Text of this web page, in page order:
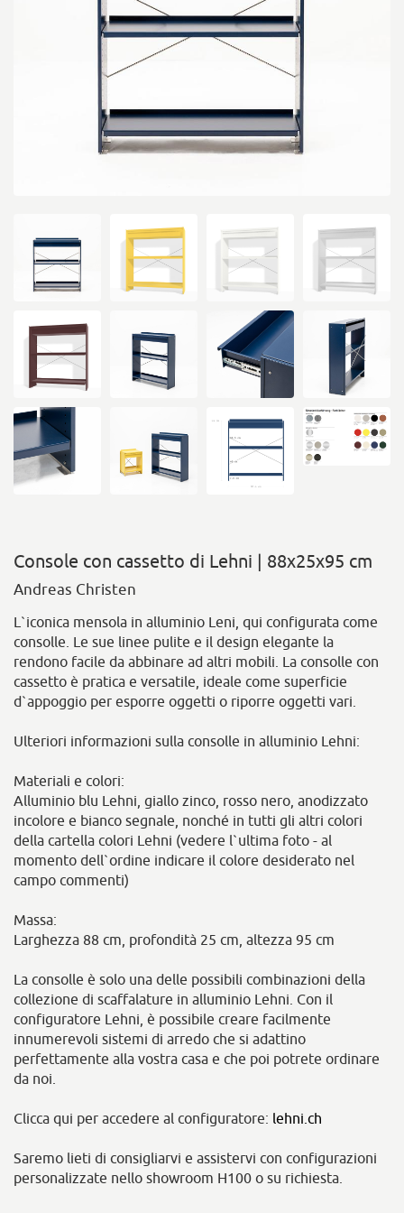
Console con cassetto di Lehni | 88x25x95 cm
Andreas Christen
L`iconica mensola in alluminio Leni, qui configurata come
consolle. Le sue linee pulite e il design elegante la
rendono facile da abbinare ad altri mobili. La consolle con
cassetto è pratica e versatile, ideale come superficie
d`appoggio per esporre oggetti o riporre oggetti vari.
Ulteriori informazioni sulla consolle in alluminio Lehni:
Materiali e colori:
Alluminio blu Lehni, giallo zinco, rosso nero, anodizzato
incolore e bianco segnale, nonché in tutti gli altri colori
della cartella colori Lehni (vedere l`ultima foto - al
momento dell`ordine indicare il colore desiderato nel
campo commenti)
Massa:
Larghezza 88 cm, profondità 25 cm, altezza 95 cm
La consolle è solo una delle possibili combinazioni della
collezione di scaffalature in alluminio Lehni. Con il
configuratore Lehni, è possibile creare facilmente
innumerevoli sistemi di arredo che si adattino
perfettamente alla vostra casa e che poi potrete ordinare
da noi.
Clicca qui per accedere al configuratore: lehni.ch
Saremo lieti di consigliarvi e assistervi con configurazioni
personalizzate nello showroom H100 o su richiesta.